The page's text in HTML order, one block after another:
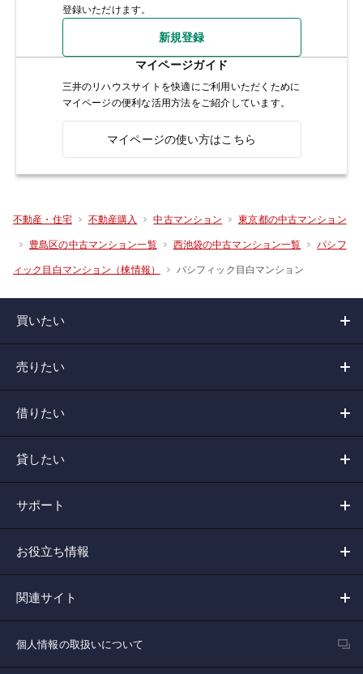
登録いただけます。
新規登録
マイページガイド
三井のリハウスサイトを快適にご利用いただくために
マイページの便利な活用方法をご紹介しています。
マイページの使い方はこちら
不動産・住宅 不動産購入 中古マンション 東京都の中古マンション
豊島区の中古マンション一覧 西池袋の中古マンション一覧 パシフ
ィック目白マンション（棟情報） パシフィック目白マンション
買いたい
売りたい
借りたい
貸したい
サポート
お役立ち情報
関連サイト
個人情報の取扱いについて